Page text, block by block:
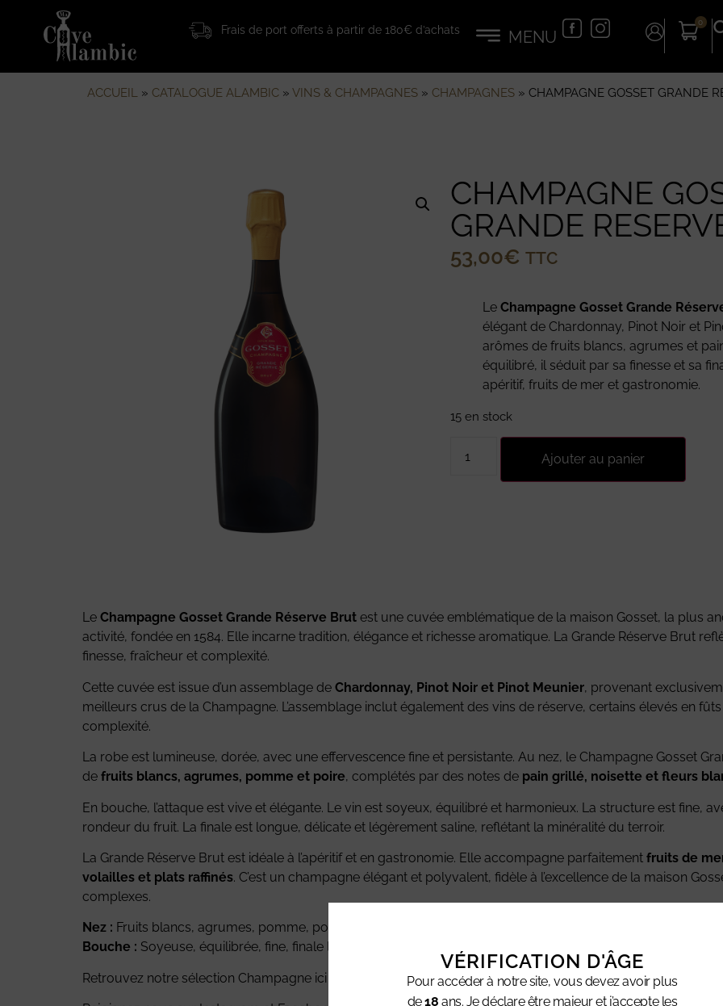
Frais de port offerts à partir de 180€ d’achats
0
ACCUEIL» CATALOGUE ALAMBIC» VINS & CHAMPAGNES» CHAMPAGNES» CHAMPAGNE GOSSET GRANDE
CHAMPAGNE
GRANDE
53,00€ TTC
Le Champagne Gosset Grande
élégant de Chardonnay, Pinot Noir et
arômes de fruits blancs, agrumes et
équilibré, il séduit par sa finesse et sa
apéritif, fruits de mer et gastronomie.
15 en stock
Ajouter au panier
Le Champagne Gosset Grande Réserve Brut est une cuvée emblématique de la maison Gosset, la plus
activité, fondée en 1584. Elle incarne tradition, élégance et richesse aromatique. La Grande Réserve Brut
finesse, fraîcheur et complexité.
Cette cuvée est issue d’un assemblage de Chardonnay, Pinot Noir et Pinot Meunier, provenant
meilleurs crus de la Champagne. L’assemblage inclut également des vins de réserve, certains élevés en
complexité.
La robe est lumineuse, dorée, avec une effervescence fine et persistante. Au nez, le Champagne Gosset
de fruits blancs, agrumes, pomme et poire, complétés par des notes de pain grillé, noisette et fleurs
En bouche, l’attaque est vive et élégante. Le vin est soyeux, équilibré et harmonieux. La structure est fine,
rondeur du fruit. La finale est longue, délicate et légèrement saline, reflétant la minéralité du terroir.
La Grande Réserve Brut est idéale à l’apéritif et en gastronomie. Elle accompagne parfaitement fruits de
volailles et plats raffinés. C’est un champagne élégant et polyvalent, fidèle à l’excellence de la maison
complexes.
Nez : Fruits blancs, agrumes, pomme, poire, pain grillé et noisette.
Bouche : Soyeuse, équilibrée, fine, finale longue et saline.
Retrouvez notre sélection Champagne ici
VÉRIFICATION D'ÂGE
Pour accéder à notre site, vous devez avoir plus
de18 ans. Je déclare être majeur et j’accepte les